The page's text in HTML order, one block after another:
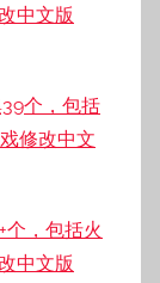
中文版
个，包括
修改中文
，包括火
中文版